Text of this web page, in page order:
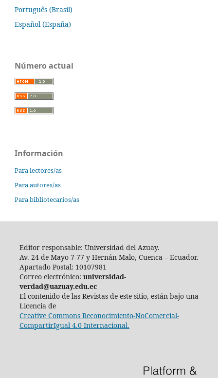
Português (Brasil)
Español (España)
Número actual
Información
Para lectores/as
Para autores/as
Para bibliotecarios/as
Editor responsable: Universidad del Azuay.
Av. 24 de Mayo 7-77 y Hernán Malo, Cuenca – Ecuador.
Apartado Postal: 10107981
Correo electrónico: universidad-
verdad@uazuay.edu.ec
El contenido de las Revistas de este sitio, están bajo una
Licencia de
Creative Commons Reconocimiento-NoComercial-
CompartirIgual 4.0 Internacional.